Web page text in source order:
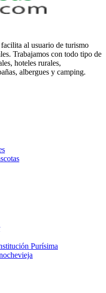
al usuario de turismo
Trabajamos con todo tipo de
hoteles rurales,
albergues y camping.
Purísima